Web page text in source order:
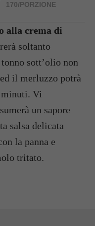
170/PORZIONE
alla crema di
soltanto
sott’olio non
il merluzzo potrà
minuti. Vi
un sapore
salsa delicata
la panna e
tritato.